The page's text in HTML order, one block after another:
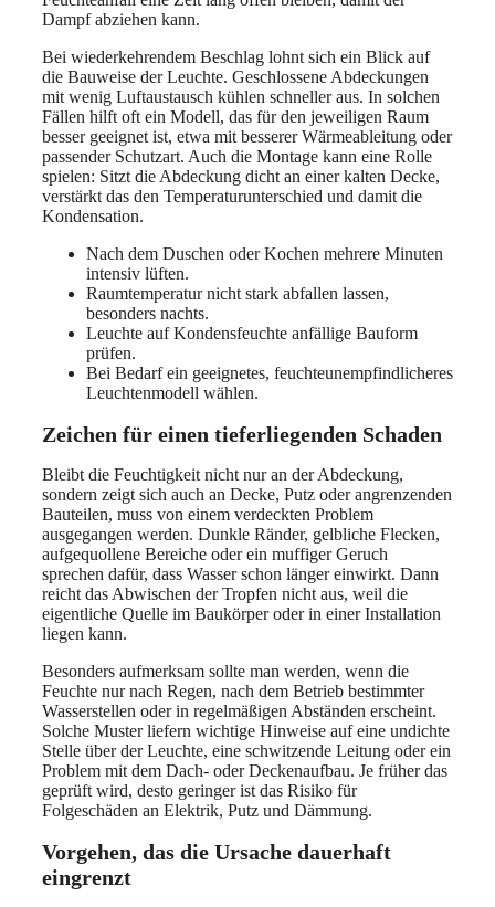
Dampf abziehen kann.
Bei wiederkehrendem Beschlag lohnt sich ein Blick auf
die Bauweise der Leuchte. Geschlossene Abdeckungen
mit wenig Luftaustausch kühlen schneller aus. In solchen
Fällen hilft oft ein Modell, das für den jeweiligen Raum
besser geeignet ist, etwa mit besserer Wärmeableitung oder
passender Schutzart. Auch die Montage kann eine Rolle
spielen: Sitzt die Abdeckung dicht an einer kalten Decke,
verstärkt das den Temperaturunterschied und damit die
Kondensation.
Nach dem Duschen oder Kochen mehrere Minuten
intensiv lüften.
Raumtemperatur nicht stark abfallen lassen,
besonders nachts.
Leuchte auf Kondensfeuchte anfällige Bauform
prüfen.
Bei Bedarf ein geeignetes, feuchteunempfindlicheres
Leuchtenmodell wählen.
Zeichen für einen tieferliegenden Schaden
Bleibt die Feuchtigkeit nicht nur an der Abdeckung,
sondern zeigt sich auch an Decke, Putz oder angrenzenden
Bauteilen, muss von einem verdeckten Problem
ausgegangen werden. Dunkle Ränder, gelbliche Flecken,
aufgequollene Bereiche oder ein muffiger Geruch
sprechen dafür, dass Wasser schon länger einwirkt. Dann
reicht das Abwischen der Tropfen nicht aus, weil die
eigentliche Quelle im Baukörper oder in einer Installation
liegen kann.
Besonders aufmerksam sollte man werden, wenn die
Feuchte nur nach Regen, nach dem Betrieb bestimmter
Wasserstellen oder in regelmäßigen Abständen erscheint.
Solche Muster liefern wichtige Hinweise auf eine undichte
Stelle über der Leuchte, eine schwitzende Leitung oder ein
Problem mit dem Dach- oder Deckenaufbau. Je früher das
geprüft wird, desto geringer ist das Risiko für
Folgeschäden an Elektrik, Putz und Dämmung.
Vorgehen, das die Ursache dauerhaft
eingrenzt